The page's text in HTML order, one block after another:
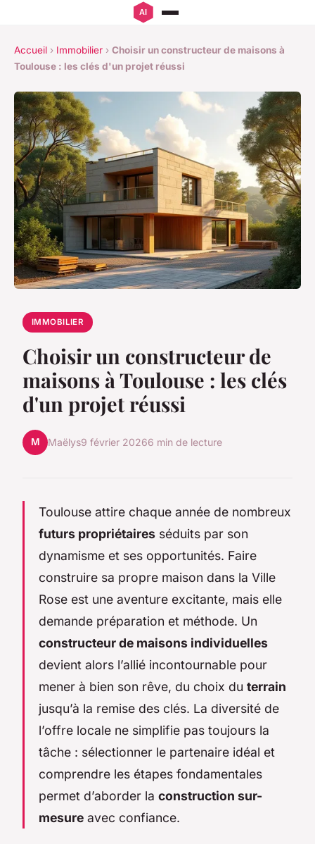
Accueil › Immobilier › Choisir un constructeur de maisons à
Toulouse : les clés d'un projet réussi
IMMOBILIER
Choisir un constructeur de
maisons à Toulouse : les clés
d'un projet réussi
M Maëlys9 février 20266 min de lecture
Toulouse attire chaque année de nombreux
futurs propriétaires séduits par son
dynamisme et ses opportunités. Faire
construire sa propre maison dans la Ville
Rose est une aventure excitante, mais elle
demande préparation et méthode. Un
constructeur de maisons individuelles
devient alors l’allié incontournable pour
mener à bien son rêve, du choix du terrain
jusqu’à la remise des clés. La diversité de
l’offre locale ne simplifie pas toujours la
tâche : sélectionner le partenaire idéal et
comprendre les étapes fondamentales
permet d’aborder la construction sur-
mesure avec confiance.